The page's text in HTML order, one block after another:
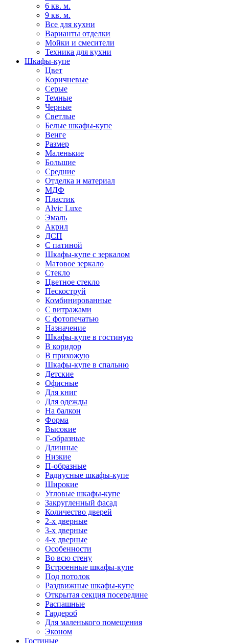
6 кв. м.
9 кв. м.
Все для кухни
Варианты отделки
Мойки и смесители
Техника для кухни
Шкафы-купе
Цвет
Коричневые
Серые
Темные
Черные
Светлые
Белые шкафы-купе
Венге
Размер
Маленькие
Большие
Средние
Отделка и материал
МДФ
Пластик
Alvic Luxe
Эмаль
Акрил
ДСП
С патиной
Шкафы-купе с зеркалом
Матовое зеркало
Стекло
Цветное стекло
Пескоструй
Комбинированные
С витражами
С фотопечатью
Назначение
Шкафы-купе в гостиную
В коридор
В прихожую
Шкафы-купе в спальню
Детские
Офисные
Для книг
Для одежды
На балкон
Форма
Высокие
Г-образные
Длинные
Низкие
П-образные
Радиусные шкафы-купе
Широкие
Угловые шкафы-купе
Закругленный фасад
Количество дверей
2-х дверные
3-х дверные
4-х дверные
Особенности
Во всю стену
Встроенные шкафы-купе
Под потолок
Раздвижные шкафы-купе
Открытая секция посередине
Распашные
Гардероб
Для маленького помещения
Эконом
Гостиные